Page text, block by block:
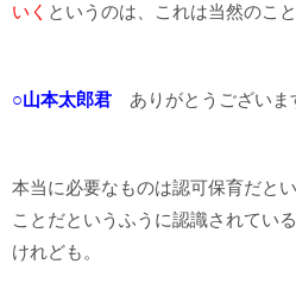
いく というのは、これは当然のこ
○山本太郎君 ありがとうございま
本当に必要なものは認可保育だと
ことだというふうに認識されてい
けれども。